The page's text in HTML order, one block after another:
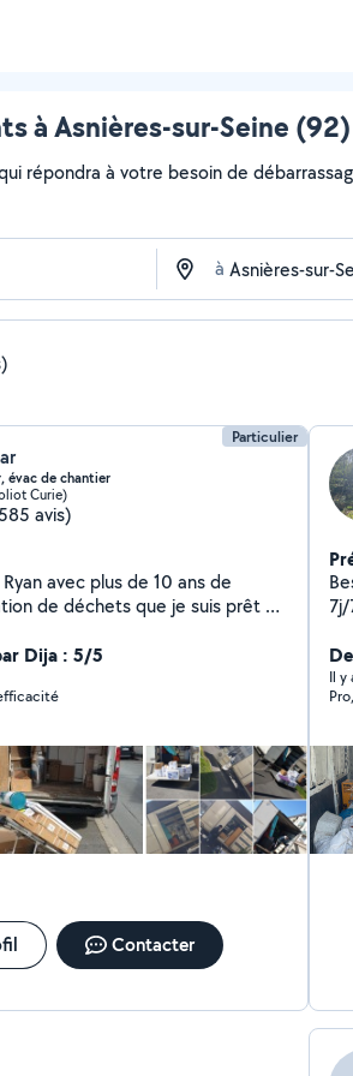
à Asnières-sur-Seine
répondra à votre besoin de
à
Particulier
évac de chantier
Curie)
avis)
avec plus de 10 ans de
de déchets que je suis prêt à
heure
Dija : 5/5
Contacter
moquettes
Il y